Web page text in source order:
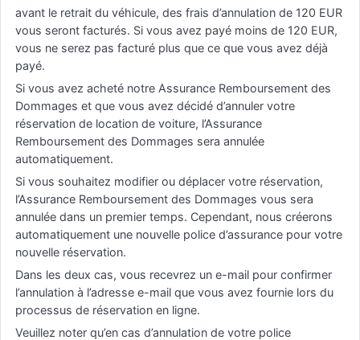
avant le retrait du véhicule, des frais d’annulation de 120 EUR
vous seront facturés. Si vous avez payé moins de 120 EUR,
vous ne serez pas facturé plus que ce que vous avez déjà
payé.
Si vous avez acheté notre Assurance Remboursement des
Dommages et que vous avez décidé d’annuler votre
réservation de location de voiture, l’Assurance
Remboursement des Dommages sera annulée
automatiquement.
Si vous souhaitez modifier ou déplacer votre réservation,
l’Assurance Remboursement des Dommages vous sera
annulée dans un premier temps. Cependant, nous créerons
automatiquement une nouvelle police d’assurance pour votre
nouvelle réservation.
Dans les deux cas, vous recevrez un e-mail pour confirmer
l’annulation à l’adresse e-mail que vous avez fournie lors du
processus de réservation en ligne.
Veuillez noter qu’en cas d’annulation de votre police